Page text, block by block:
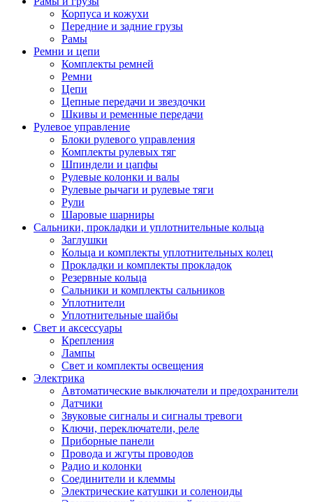
Корпуса и кожухи
Передние и задние грузы
Рамы
Ремни и цепи
Комплекты ремней
Ремни
Цепи
Цепные передачи и звездочки
Шкивы и ременные передачи
Рулевое управление
Блоки рулевого управления
Комплекты рулевых тяг
Шпиндели и цапфы
Рулевые колонки и валы
Рулевые рычаги и рулевые тяги
Рули
Шаровые шарниры
Сальники, прокладки и уплотнительные кольца
Заглушки
Кольца и комплекты уплотнительных колец
Прокладки и комплекты прокладок
Резервные кольца
Сальники и комплекты сальников
Уплотнители
Уплотнительные шайбы
Свет и аксессуары
Крепления
Лампы
Свет и комплекты освещения
Электрика
Автоматические выключатели и предохранители
Датчики
Звуковые сигналы и сигналы тревоги
Ключи, переключатели, реле
Приборные панели
Провода и жгуты проводов
Радио и колонки
Соединители и клеммы
Электрические катушки и соленоиды